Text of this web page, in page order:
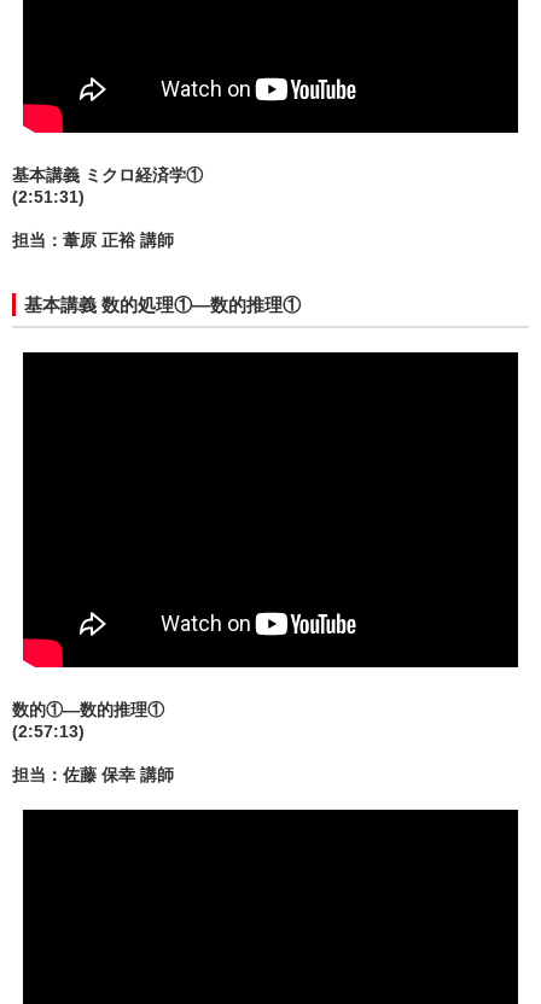
基本講義 ミクロ経済学①
(2:51:31)
担当：葦原 正裕 講師
基本講義 数的処理①—数的推理①
数的①—数的推理①
(2:57:13)
担当：佐藤 保幸 講師